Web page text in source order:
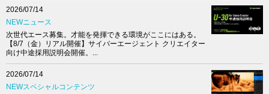
2026/07/14
NEWニュース
次世代エース募集。才能を発揮できる環境がここにはある。
【8/7（金）リアル開催】サイバーエージェント クリエイター
向け中途採用説明会開催。...
2026/07/14
NEWスペシャルコンテンツ